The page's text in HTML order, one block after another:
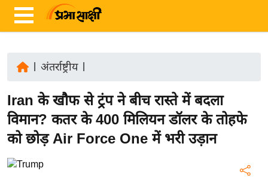
ज़ा
ख
र
रा
अंतर्राष्ट्रीय|
Iran के खौफ से ट्रंप ने बीच रास्ते में बदला
विमान? कतर के 400 मिलियन डॉलर के तोहफे
को छोड़ Air Force One में भरी उड़ान